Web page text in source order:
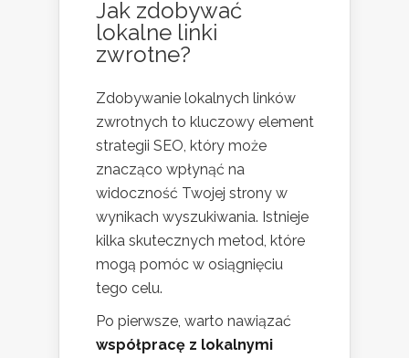
Jak zdobywać
lokalne linki
zwrotne?
Zdobywanie lokalnych linków
zwrotnych to kluczowy element
strategii SEO, który może
znacząco wpłynąć na
widoczność Twojej strony w
wynikach wyszukiwania. Istnieje
kilka skutecznych metod, które
mogą pomóc w osiągnięciu
tego celu.
Po pierwsze, warto nawiązać
współpracę z lokalnymi